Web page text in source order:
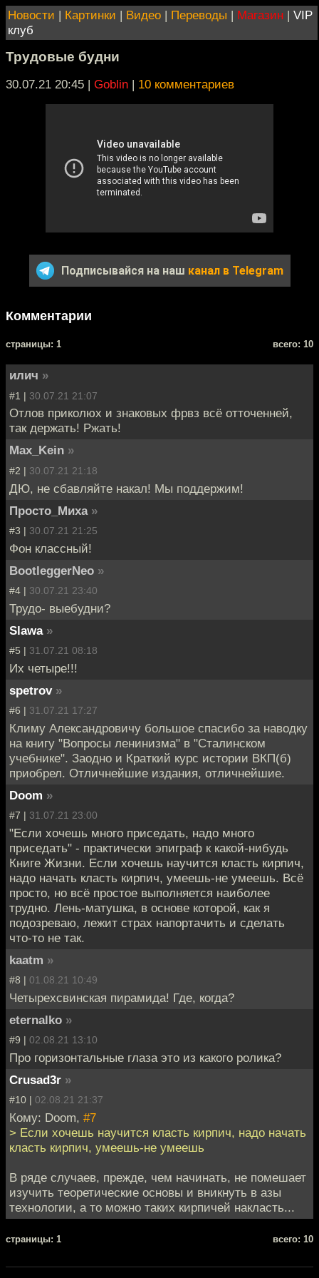
Новости | Картинки | Видео | Переводы | Магазин | VIP
клуб
Трудовые будни
30.07.21 20:45 | Goblin | 10 комментариев
Подписывайся на наш канал в Telegram
Комментарии
cтраницы: 1 всего: 10
илич »
#1 | 30.07.21 21:07
Отлов приколюх и знаковых фрвз всё отточенней,
так держать! Ржать!
Max_Kein »
#2 | 30.07.21 21:18
ДЮ, не сбавляйте накал! Мы поддержим!
Просто_Миха »
#3 | 30.07.21 21:25
Фон классный!
BootleggerNeo »
#4 | 30.07.21 23:40
Трудо- выебудни?
Slawa »
#5 | 31.07.21 08:18
Их четыре!!!
spetrov »
#6 | 31.07.21 17:27
Климу Александровичу большое спасибо за наводку
на книгу "Вопросы ленинизма" в "Сталинском
учебнике". Заодно и Краткий курс истории ВКП(б)
приобрел. Отличнейшие издания, отличнейшие.
Doom »
#7 | 31.07.21 23:00
"Если хочешь много приседать, надо много
приседать" - практически эпиграф к какой-нибудь
Книге Жизни. Если хочешь научится класть кирпич,
надо начать класть кирпич, умеешь-не умеешь. Всё
просто, но всё простое выполняется наиболее
трудно. Лень-матушка, в основе которой, как я
подозреваю, лежит страх напортачить и сделать
что-то не так.
kaatm »
#8 | 01.08.21 10:49
Четырехсвинская пирамида! Где, когда?
eternalko »
#9 | 02.08.21 13:10
Про горизонтальные глаза это из какого ролика?
Crusad3r »
#10 | 02.08.21 21:37
Кому: Doom, #7
> Если хочешь научится класть кирпич, надо начать
класть кирпич, умеешь-не умеешь
В ряде случаев, прежде, чем начинать, не помешает
изучить теоретические основы и вникнуть в азы
технологии, а то можно таких кирпичей накласть...
cтраницы: 1 всего: 10